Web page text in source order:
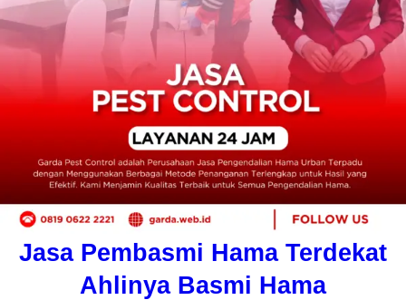
Jasa Pembasmi Hama Terdekat
Ahlinya Basmi Hama